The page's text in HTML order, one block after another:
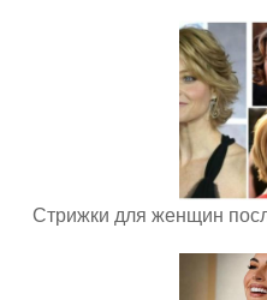
Стрижки для женщин